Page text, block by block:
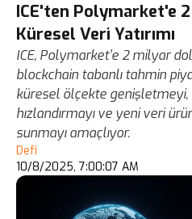
ICE'ten Polymarket'e
Küresel Veri Yatırımı
ICE, Polymarket’e 2 milyar
blockchain tabanlı tahmin
küresel ölçekte
hızlandırmayı ve yeni veri
sunmayı amaçlıyor.
Defi
10/8/2025, 7:00:07 AM